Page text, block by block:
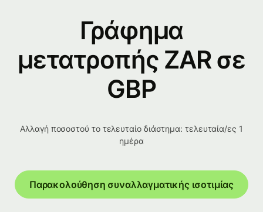
Γράφημα
μετατροπής ZAR σε
GBP
Αλλαγή ποσοστού το τελευταίο διάστημα: τελευταία/ες 1
ημέρα
Παρακολούθηση συναλλαγματικής ισοτιμίας